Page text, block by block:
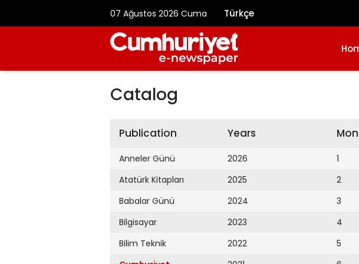
07 Ağustos 2026 Cuma Türkçe
Catalog
Publication
Anneler Günü
Atatürk Kitapları
Babalar Günü
Bilgisayar
Bilim Teknik
Years
2026
2025
2024
2023
2022
1
2
3
4
5